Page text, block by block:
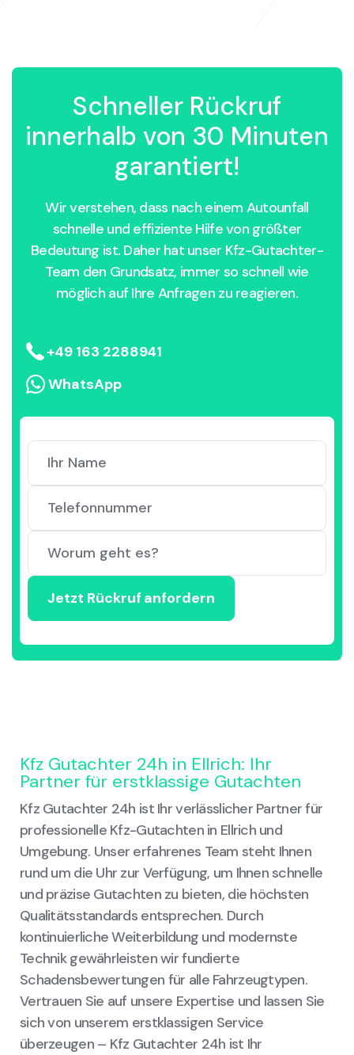
Schneller Rückruf
innerhalb von 30 Minuten
garantiert!
Wir verstehen, dass nach einem Autounfall
schnelle und effiziente Hilfe von größter
Bedeutung ist. Daher hat unser Kfz-Gutachter-
Team den Grundsatz, immer so schnell wie
möglich auf Ihre Anfragen zu reagieren.
+49 163 2288941
WhatsApp
Kfz Gutachter 24h in Ellrich: Ihr
Partner für erstklassige Gutachten
Kfz Gutachter 24h ist Ihr verlässlicher Partner für
professionelle Kfz-Gutachten in Ellrich und
Umgebung. Unser erfahrenes Team steht Ihnen
rund um die Uhr zur Verfügung, um Ihnen schnelle
und präzise Gutachten zu bieten, die höchsten
Qualitätsstandards entsprechen. Durch
kontinuierliche Weiterbildung und modernste
Technik gewährleisten wir fundierte
Schadensbewertungen für alle Fahrzeugtypen.
Vertrauen Sie auf unsere Expertise und lassen Sie
sich von unserem erstklassigen Service
überzeugen – Kfz Gutachter 24h ist Ihr